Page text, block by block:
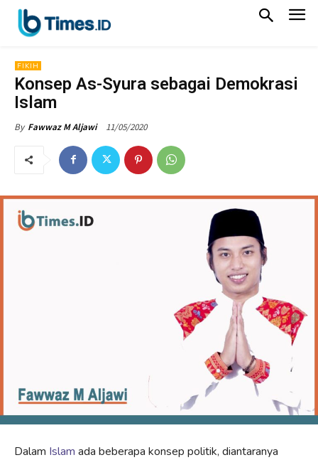
FIKIH
Konsep As-Syura sebagai Demokrasi
Islam
By Fawwaz M Aljawi 11/05/2020
Dalam Islam ada beberapa konsep politik, diantaranya